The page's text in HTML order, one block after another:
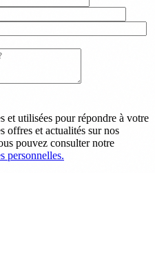
et utilisées pour répondre à votre
offres et actualités sur nos
pouvez consulter notre
personnelles.